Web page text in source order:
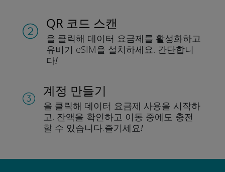
QR 코드 스캔
을 클릭해 데이터 요금제를 활성화하고
유비기 eSIM을 설치하세요. 간단합니
다!
계정 만들기
을 클릭해 데이터 요금제 사용을 시작하
고, 잔액을 확인하고 이동 중에도 충전
할 수 있습니다.즐기세요!